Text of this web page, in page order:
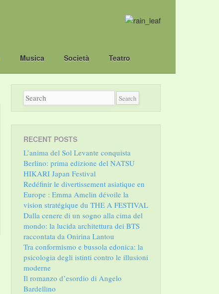
Musica Società Teatro
RECENT POSTS
L’anima del Sol Levante conquista
Berlino: prima edizione del NATSU
HIKARI Japan Festival
Redéfinir le divertissement asiatique en
Europe : Emma Amelin dévoile la
vision stratégique du THE A FESTIVAL
Dalla cenere di un sogno alla cima del
mondo: la lucida architettura dei BTS
raccontata da Onirina Lantou
Tra conformismo e bussola edonica: la
psicologia degli istinti contro le illusioni
moderne
Il romanzo d’esordio di Angelo
Bardellino